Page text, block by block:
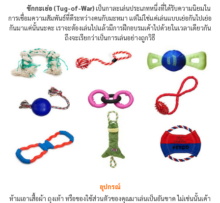
ชักกะเย่อ (Tug-of-War)เป็นกาละเล่นประเภทหนึ่งที่ได้รับความนิยมใน
การเชื่อมความสัมพันธ์ที่ดีระหว่างคนกับมะหมา แต่ไม่ใช่แค่เล่นแบบเย่อกันไปเย่อ
กันมาแค่นั้นนะคะ เราจะต้องเล่นไปแล้วมีการฝึกอบรมเค้าไปด้วยในเวลาเดียวกัน
ถึงจะเรียกว่าเป็นการเล่นอย่างถูกวิธี
อุปกรณ์
ห้ามเอาเสื้อผ้า ถุงเท้า หรือของใช้ส่วนตัวของคุณมาเล่นเป็นอันขาด ไม่เช่นนั้นเค้า